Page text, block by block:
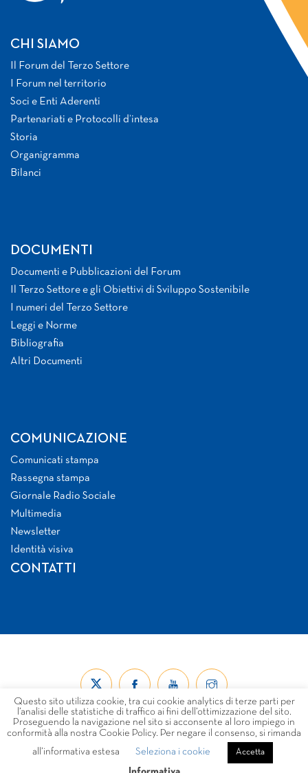
CHI SIAMO
Il Forum del Terzo Settore
I Forum nel territorio
Soci e Enti Aderenti
Partenariati e Protocolli d’intesa
Storia
Organigramma
Bilanci
DOCUMENTI
Documenti e Pubblicazioni del Forum
Il Terzo Settore e gli Obiettivi di Sviluppo Sostenibile
I numeri del Terzo Settore
Leggi e Norme
Bibliografia
Altri Documenti
COMUNICAZIONE
Comunicati stampa
Rassegna stampa
Giornale Radio Sociale
Multimedia
Newsletter
Identità visiva
CONTATTI
© Forum Nazionale del Terzo Settore ETS 2026
COOKIE POLICY DISCLAIMER
Questo sito utilizza cookie, tra cui cookie analytics di terze parti per
l’analisi delle statistiche di traffico ai fini dell’ottimizzazione del sito.
Proseguendo la navigazione nel sito si acconsente al loro impiego in
conformità alla nostra Cookie Policy. Per negare il consenso, si rimanda
all’informativa estesa
Seleziona i cookie Accetta